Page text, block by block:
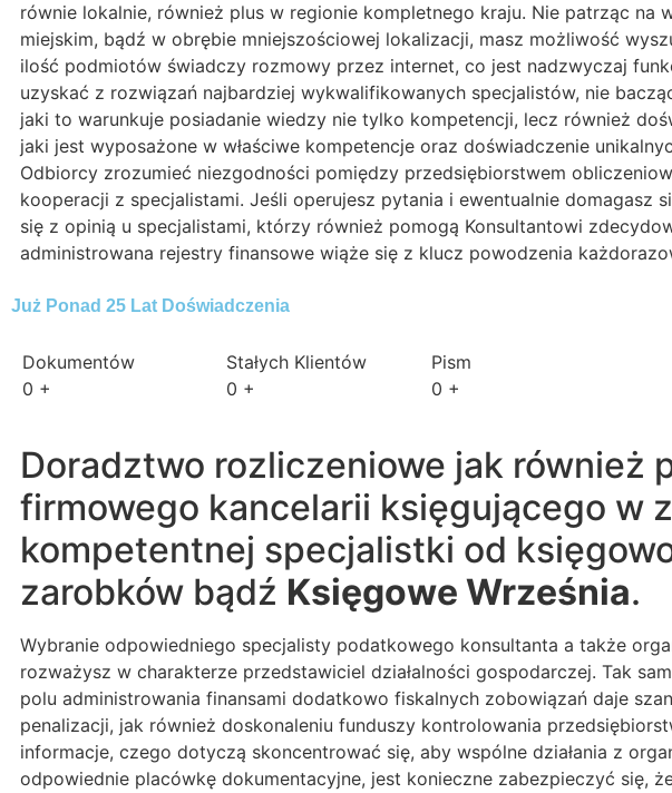
równie lokalnie, również plus w regionie kompletnego kraju. Nie patrząc
miejskim, bądź w obrębie mniejszościowej lokalizacji, masz możliwość
ilość podmiotów świadczy rozmowy przez internet, co jest nadzwyczaj
uzyskać z rozwiązań najbardziej wykwalifikowanych specjalistów, nie
jaki to warunkuje posiadanie wiedzy nie tylko kompetencji, lecz również
jaki jest wyposażone w właściwe kompetencje oraz doświadczenie
Odbiorcy zrozumieć niezgodności pomiędzy przedsiębiorstwem
kooperacji z specjalistami. Jeśli operujesz pytania i ewentualnie
się z opinią u specjalistami, którzy również pomogą Konsultantowi
administrowana rejestry finansowe wiąże się z klucz powodzenia
Już Ponad 25 Lat Doświadczenia
Dokumentów
0 +
Stałych Klientów
0 +
Pism
0 +
Doradztwo rozliczeniowe jak również
firmowego kancelarii księgującego w
kompetentnej specjalistki od
zarobków bądź Księgowe Września.
Wybranie odpowiedniego specjalisty podatkowego konsultanta a także
rozważysz w charakterze przedstawiciel działalności gospodarczej. Tak
polu administrowania finansami dodatkowo fiskalnych zobowiązań daje
penalizacji, jak również doskonaleniu funduszy kontrolowania
informacje, czego dotyczą skoncentrować się, aby wspólne działania z
odpowiednie placówkę dokumentacyjne, jest konieczne zabezpieczyć się,